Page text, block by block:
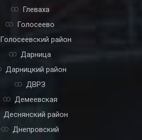
Глеваха
Голосеево
Голосеевский район
Дарница
Дарницкий район
ДВРЗ
Демеевская
Деснянский район
Днепровский